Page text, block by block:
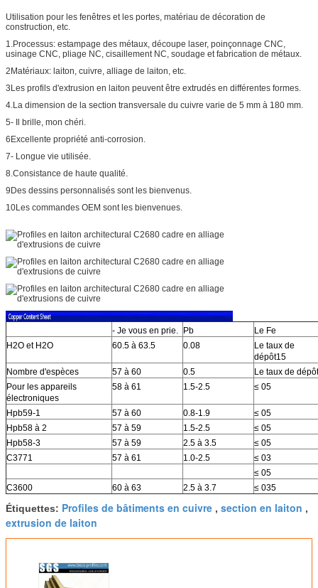
Utilisation pour les fenêtres et les portes, matériau de décoration de
construction, etc.
1.Processus: estampage des métaux, découpe laser, poinçonnage CNC,
usinage CNC, pliage NC, cisaillement NC, soudage et fabrication de métaux.
2Matériaux: laiton, cuivre, alliage de laiton, etc.
3Les profils d'extrusion en laiton peuvent être extrudés en différentes formes.
4.La dimension de la section transversale du cuivre varie de 5 mm à 180 mm.
5- Il brille, mon chéri.
6Excellente propriété anti-corrosion.
7- Longue vie utilisée.
8.Consistance de haute qualité.
9Des dessins personnalisés sont les bienvenus.
10Les commandes OEM sont les bienvenues.
- Je vous en prie. Pb
Le Fe
H2O et H2O
60.5 à 63.5 0.08
Le taux de
dépôt15
Nombre d'espèces
57 à 60 0.5
Le taux de
Pour les appareils
électroniques
58 à 61 1.5-2.5 ≤ 05
Hpb59-1 57 à 60 0.8-1.9
≤ 05
Hpb58 à 2
57 à 59 1.5-2.5
≤ 05
Hpb58-3
57 à 59 2.5 à 3.5
≤ 05
C3771
57 à 61 1.0-2.5
≤ 03
≤ 05
C3600
60 à 63 2.5 à 3.7 ≤ 035
Étiquettes: Profiles de bâtiments en cuivre , section en laiton ,
extrusion de laiton